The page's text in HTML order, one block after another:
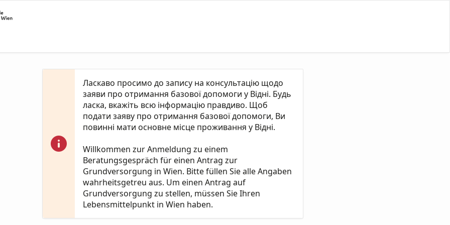
Ласкаво просимо до запису на консультацію щодо
заяви про отримання базової допомоги у Відні. Будь
ласка, вкажіть всю інформацію правдиво. Щоб
подати заяву про отримання базової допомоги, Ви
повинні мати основне місце проживання у Відні.
Willkommen zur Anmeldung zu einem
Beratungsgespräch für einen Antrag zur
Grundversorgung in Wien. Bitte füllen Sie alle Angaben
wahrheitsgetreu aus. Um einen Antrag auf
Grundversorgung zu stellen, müssen Sie Ihren
Lebensmittelpunkt in Wien haben.